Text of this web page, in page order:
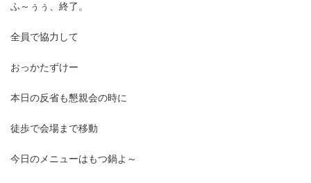
ふ～ぅぅ、終了。
全員で協力して
おっかたずけー
本日の反省も懇親会の時に
徒歩で会場まで移動
今日のメニューはもつ鍋よ～